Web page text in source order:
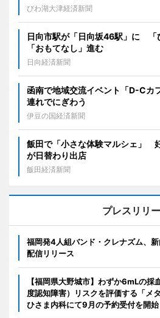
びわ湖大津経済新聞
日向市駅が「日向坂46駅」に 「
「おもてなし」進む
日向経済新聞
函南で地域交流イベント「D-C
連れでにぎわう
伊豆の国経済新聞
飯田で「小さな体験マルシェ」
が日替わり出店
飯田経済新聞
プレスリリ
福岡発4人組バンド・クレナズム、
配信リリース
【福岡県大野城市】わずか6mLの
度認知障害）リスクを評価する「メ
ひさま内科にて9月の予約受付を開始